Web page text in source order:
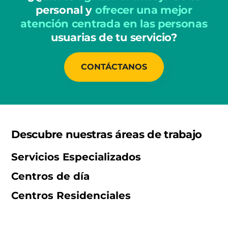
personal y ofrecer una mejor
atención centrada en las personas
usuarias de tu servicio?
CONTÁCTANOS
Descubre nuestras áreas de trabajo
Servicios Especializados
Centros de día
Centros Residenciales